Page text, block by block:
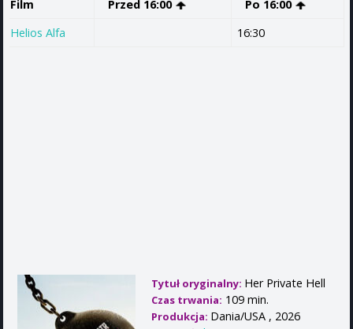
Film
Przed 16:00
Po 16:00
Helios Alfa
16:30
Tytuł oryginalny: Her Private Hell
Czas trwania: 109 min.
Produkcja: Dania/USA , 2026